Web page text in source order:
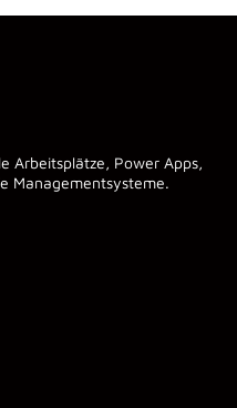
Arbeitsplätze, Power Apps,
Managementsysteme.